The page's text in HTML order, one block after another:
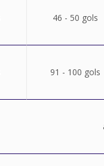
46 - 50 gols
91 - 100 gols